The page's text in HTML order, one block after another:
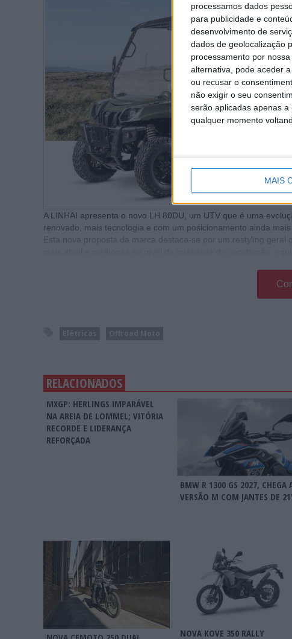
processamos dados
para publicidade e
desenvolvimento de
dados de geolocalização
processamento por
alternativa, pode aceder
ou recusar o
não exigir o seu
serão aplicadas apenas
qualquer momento
MAIS
A LINHAI apresenta o novo LH 80DU, um UTV que é uma
renovado, mais tecnologia e com um posicionamento ainda
Esta nova proposta da marca destaca-se por um restyling
RELACIONADOS
MXGP: HERLINGS IMPARÁVEL
NA AREIA DE LOMMEL; VITÓRIA
RECORDE E LIDERANÇA
REFORÇADA
BMW R 1300 GS 2027, CHEGA
VERSÃO M COM JANTES DE
NOVA KOVE 350 RALLY